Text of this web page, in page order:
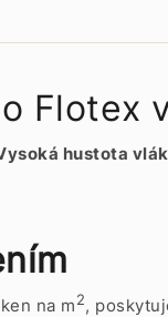
hustota
na m 2,